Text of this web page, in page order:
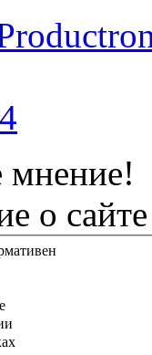
о сайте